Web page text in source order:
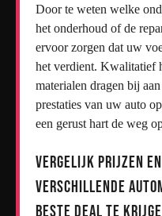
Door te weten welke
het onderhoud of de
ervoor zorgen dat uw
het verdient. Kwalitatief
materialen dragen bij
prestaties van uw auto
een gerust hart de weg
Vergelijk prijzen
verschillende
beste deal te